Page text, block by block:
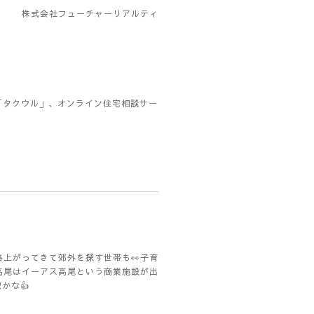
株式会社フューチャーリアルティ
クウル」、オンライン住宅相談サー
がってきて郊外を探す世帯も👀子育
はイーアス高尾という商業施設が出
な👍